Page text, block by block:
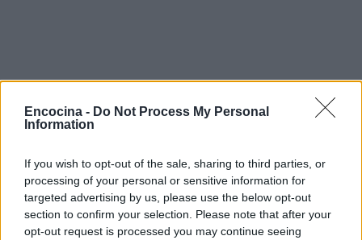
Encocina - Do Not Process My Personal
Information
If you wish to opt-out of the sale, sharing to third parties, or
processing of your personal or sensitive information for
targeted advertising by us, please use the below opt-out
section to confirm your selection. Please note that after your
opt-out request is processed you may continue seeing
Sigue leyendo
RECETAS